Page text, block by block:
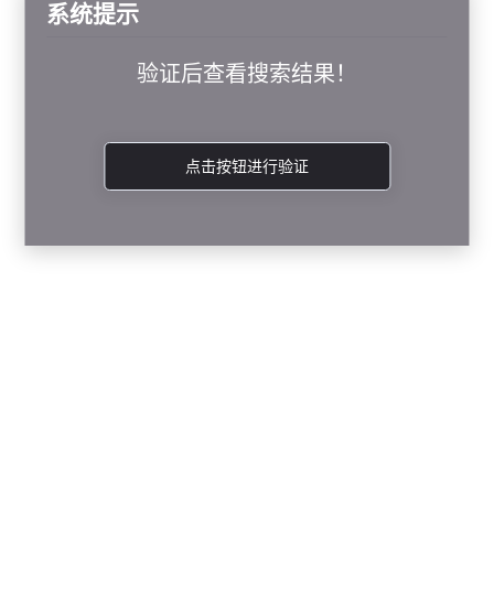
系统提示
验证后查看搜索结果！
点击按钮进行验证